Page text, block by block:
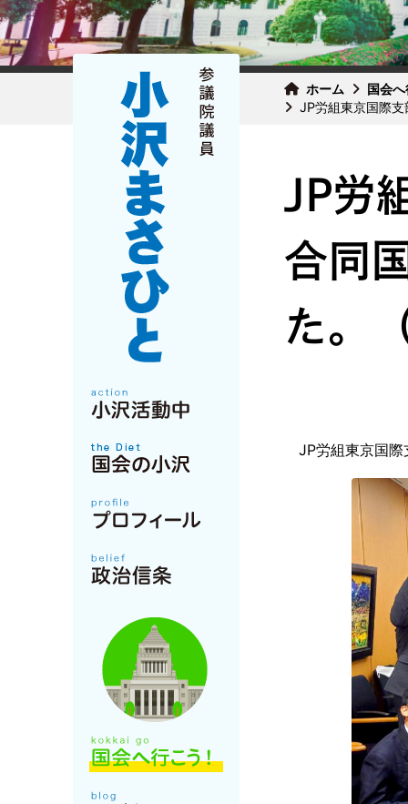
ホーム
国会
JP労組東京国際
JP労
合同
た。
JP労組東京国際